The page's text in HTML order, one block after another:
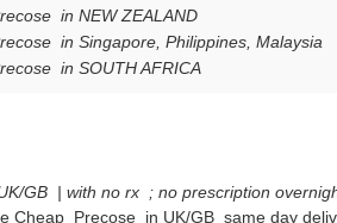
in NEW ZEALAND
in Singapore, Philippines, Malaysia
in SOUTH AFRICA
GB | with no rx ; no prescription
Cheap Precose in UK/GB same day